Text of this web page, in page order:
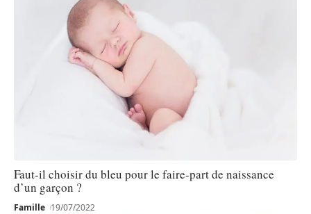
Faut-il choisir du bleu pour le faire-part de naissance
d’un garçon ?
Famille 19/07/2022